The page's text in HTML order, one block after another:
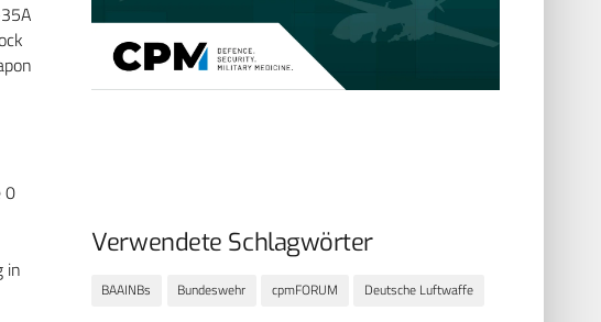
0
in
Verwendete Schlagwörter
BAAINBs Bundeswehr cpmFORUM Deutsche Luftwaffe